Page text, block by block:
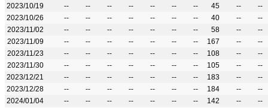
2023/10/19
-- -- -- -- -- -- -- 45 -- --
2023/10/26
-- -- -- -- -- -- -- 40 -- --
2023/11/02
-- -- -- -- -- -- -- 58 -- --
2023/11/09
-- -- -- -- -- -- -- 167 -- --
2023/11/23
-- -- -- -- -- -- -- 108 -- --
2023/11/30
-- -- -- -- -- -- -- 105 -- --
2023/12/21
-- -- -- -- -- -- -- 183 -- --
2023/12/28
-- -- -- -- -- -- -- 184 -- --
2024/01/04
-- -- -- -- -- -- -- 142 -- --